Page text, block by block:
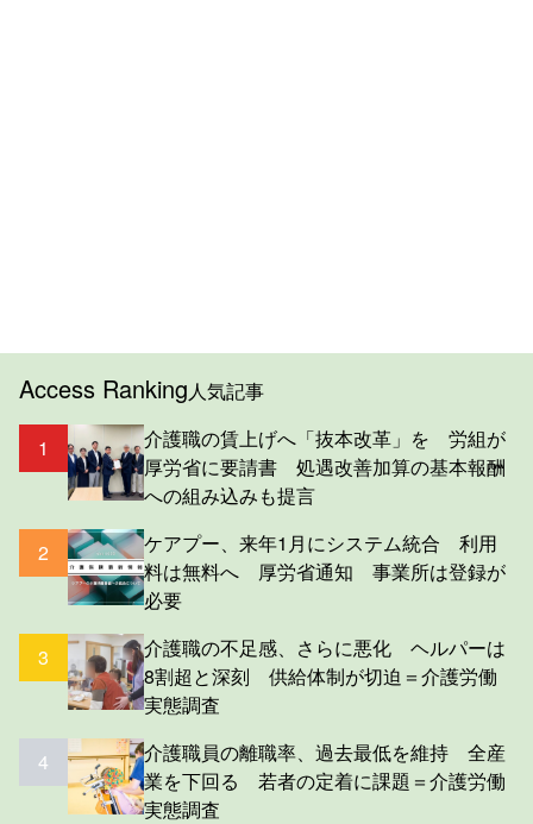
Access Ranking人気記事
1
介護職の賃上げへ「抜本改革」を 労組が
厚労省に要請書 処遇改善加算の基本報酬
への組み込みも提言
2
ケアプー、来年1月にシステム統合 利用
料は無料へ 厚労省通知 事業所は登録が
必要
3
介護職の不足感、さらに悪化 ヘルパーは
8割超と深刻 供給体制が切迫＝介護労働
実態調査
4
介護職員の離職率、過去最低を維持 全産
業を下回る 若者の定着に課題＝介護労働
実態調査